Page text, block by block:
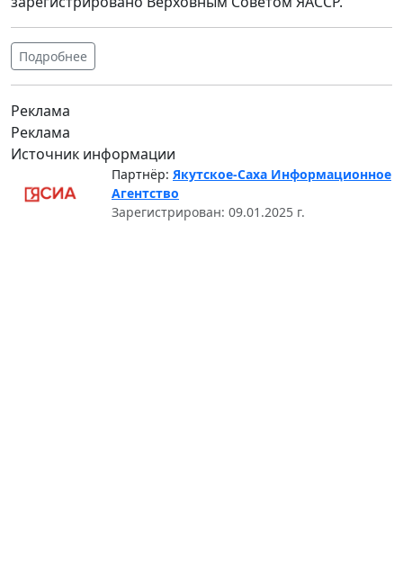
Подробнее
Реклама
Реклама
Источник информации
Партнёр: Якутское-Саха Информационное
Агентство
Зарегистрирован: 09.01.2025 г.